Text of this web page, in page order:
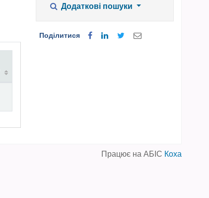
Додаткові пошуки
Поділитися
Працює на АБІС Коха